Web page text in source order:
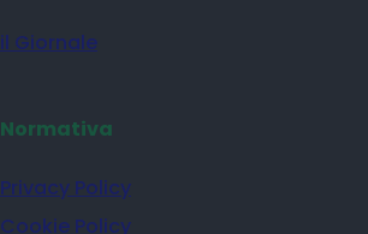
il Giornale
Normativa
Privacy Policy
Cookie Policy